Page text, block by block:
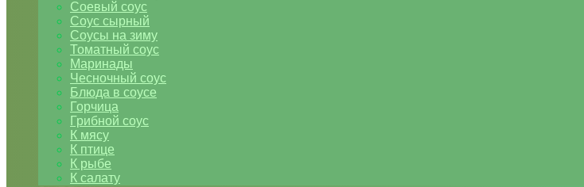
Соевый соус
Соус сырный
Соусы на зиму
Томатный соус
Маринады
Чесночный соус
Блюда в соусе
Горчица
Грибной соус
К мясу
К птице
К рыбе
К салату